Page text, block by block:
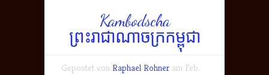
Kambodscha
ព្រះរាជាណាចក្រកម្ពុជា
Gepostet von Raphael Rohner am Feb.